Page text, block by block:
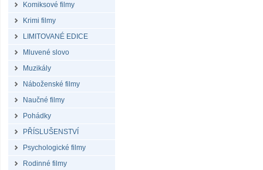
Komiksové filmy
Krimi filmy
LIMITOVANÉ EDICE
Mluvené slovo
Muzikály
Náboženské filmy
Naučné filmy
Pohádky
PŘÍSLUŠENSTVÍ
Psychologické filmy
Rodinné filmy